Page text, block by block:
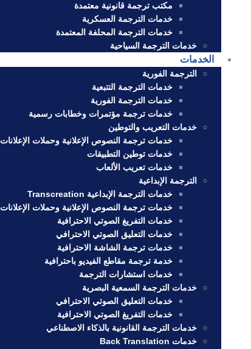
مكتب ترجمة قانونية معتمدة
خدمات الترجمة العسكرية
خدمات الترجمة المحلفة المعتمدة
خدمات الترجمة السياحية
الخدمات
الترجمة الفورية
خدمات الترجمة التتبعية
خدمات الترجمة الفورية
خدمات ترجمة مؤتمرات وخطابات رسمية
خدمات التعريب والتوطين
خدمات ترجمة النصوص الإعلانية وحملات الإعلانات
خدمات توطين التطبيقات
خدمات تعريب الألعاب
الترجمة الإبداعية
خدمات الترجمة الإبداعية Transcreation
خدمات ترجمة النصوص الإعلانية وحملات الإعلانات
خدمات التفريغ الصوتي الاحترافية
خدمات التعليق الصوتي الاحترافي
خدمات ترجمة الشاشة الاحترافية
خدمة ترجمة مقاطع الفيديو باحترافية
خدمات استشارات الترجمة
خدمات الترجمة السمعية البصرية
خدمات التعليق الصوتي الاحترافي
خدمات التفريغ الصوتي الاحترافية
خدمات الترجمة القانونية بالذكاء الاصطناعي
خدمات Back Translation